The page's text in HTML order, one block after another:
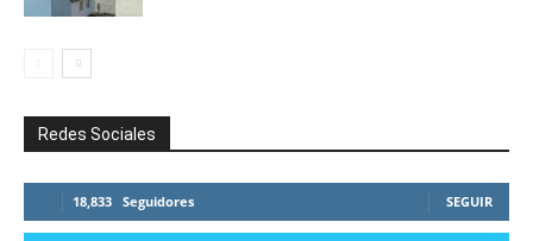
Redes Sociales
18,833 Seguidores SEGUIR